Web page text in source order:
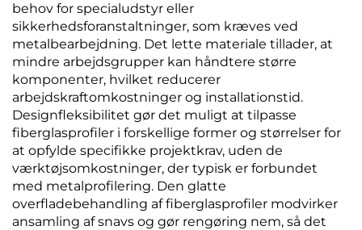
behov for specialudstyr eller
sikkerhedsforanstaltninger, som kræves ved
metalbearbejdning. Det lette materiale tillader, at
mindre arbejdsgrupper kan håndtere større
komponenter, hvilket reducerer
arbejdskraftomkostninger og installationstid.
Designfleksibilitet gør det muligt at tilpasse
fiberglasprofiler i forskellige former og størrelser for
at opfylde specifikke projektkrav, uden de
værktøjsomkostninger, der typisk er forbundet
med metalprofilering. Den glatte
overfladebehandling af fiberglasprofiler modvirker
ansamling af snavs og gør rengøring nem, så det